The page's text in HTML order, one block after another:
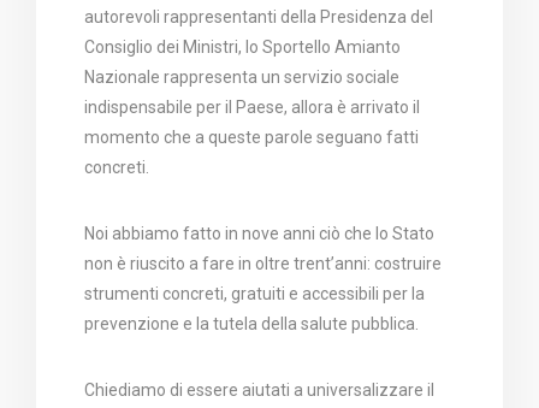
autorevoli rappresentanti della Presidenza del
Consiglio dei Ministri, lo Sportello Amianto
Nazionale rappresenta un servizio sociale
indispensabile per il Paese, allora è arrivato il
momento che a queste parole seguano fatti
concreti.
Noi abbiamo fatto in nove anni ciò che lo Stato
non è riuscito a fare in oltre trent’anni: costruire
strumenti concreti, gratuiti e accessibili per la
prevenzione e la tutela della salute pubblica.
Chiediamo di essere aiutati a universalizzare il